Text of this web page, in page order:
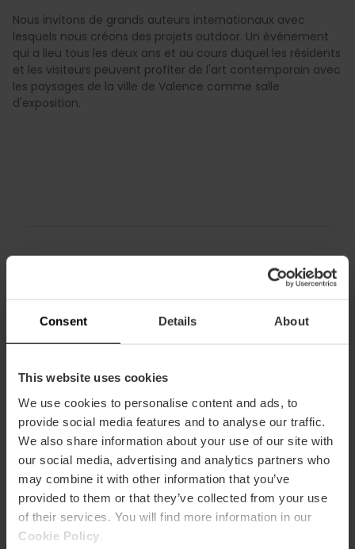
Consent Details About
This website uses cookies
We use cookies to personalise content and ads, to
provide social media features and to analyse our traffic.
We also share information about your use of our site with
our social media, advertising and analytics partners who
may combine it with other information that you’ve
provided to them or that they’ve collected from your use
of their services. You will find more information in our
Cookie Policy
Nous invitons de grands auteurs internationaux avec
lesquels nous créons des projets outdoor. Un événement
qui a lieu tous les deux ans et au cours duquel les résidents
et les visiteurs peuvent profiter de l'art contemporain avec
les paysages de la ville de Valence comme salle
d'exposition.
Horaire
10h00 - 14h00 et 17h00 - 20h00
Comment s'y rendre
Metro
L3,L5,L7,L9